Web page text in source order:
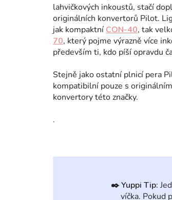
lahvičkových inkoustů, stačí
originálních konvertorů Pilot.
jak kompaktní CON-40, tak
70, který pojme výrazně více
především ti, kdo píší opravdu
Stejně jako ostatní plnicí pera
kompatibilní pouze s
konvertory této značky.
.
✒️Yuppi Tip:
víčka. Pokud